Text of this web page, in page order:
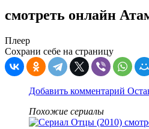
смотреть онлайн
Плеер
Сохрани себе на страницу
Добавить комментарий
Похожие сериалы